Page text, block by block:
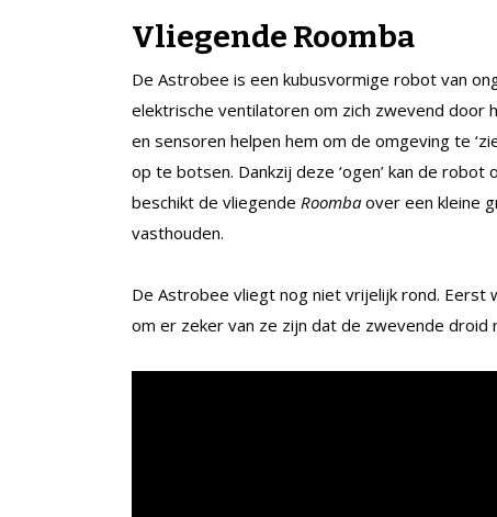
Vliegende Roomba
De Astrobee is een kubusvormige robot van
elektrische ventilatoren om zich zwevend door
en sensoren helpen hem om de omgeving te
op te botsen. Dankzij deze ‘ogen’ kan de
beschikt de vliegende Roomba over een kleine
vasthouden.
De Astrobee vliegt nog niet vrijelijk rond.
om er zeker van ze zijn dat de zwevende